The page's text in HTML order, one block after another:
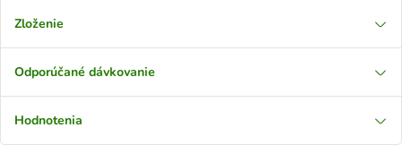
Zloženie
Odporúčané dávkovanie
Hodnotenia